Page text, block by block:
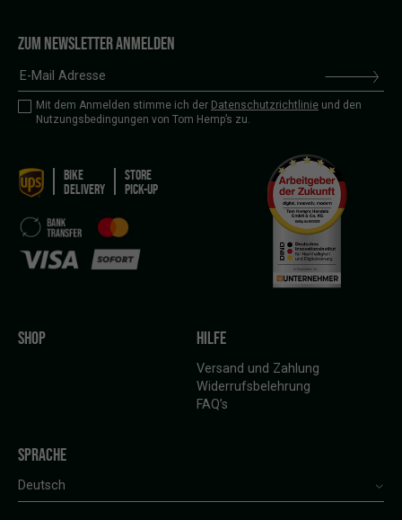
ZUM NEWSLETTER ANMELDEN
Mit dem Anmelden stimme ich der Datenschutzrichtlinie und den
Nutzungsbedingungen von Tom Hemp’s zu.
BIKE
DELIVERY
STORE
PICK-UP
SHOP HILFE
Versand und Zahlung
Widerrufsbelehrung
FAQ’s
SPRACHE
Deutsch